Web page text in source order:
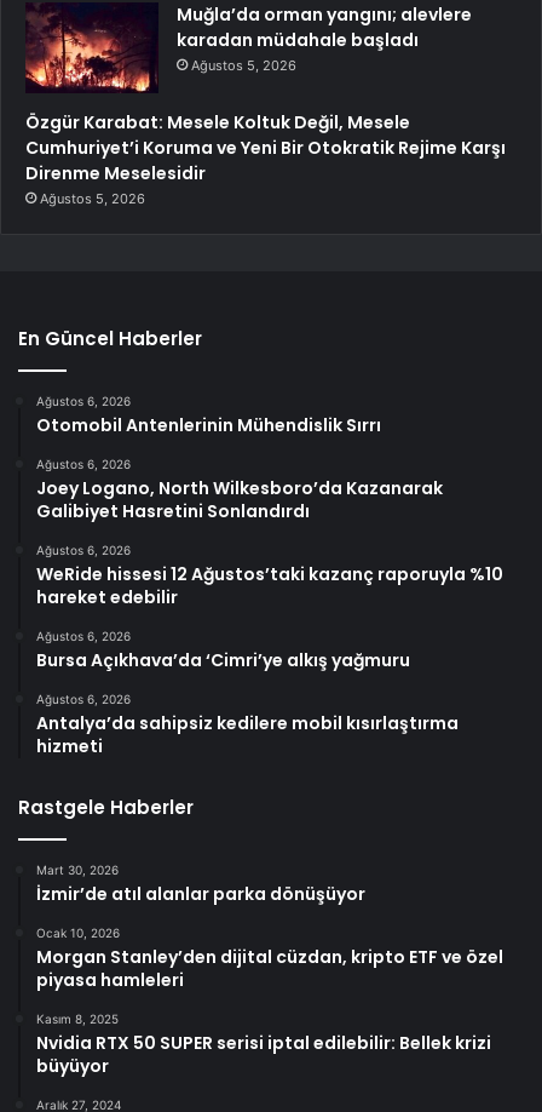
Muğla’da orman yangını; alevlere
karadan müdahale başladı
Ağustos 5, 2026
Özgür Karabat: Mesele Koltuk Değil, Mesele
Cumhuriyet’i Koruma ve Yeni Bir Otokratik Rejime Karşı
Direnme Meselesidir
Ağustos 5, 2026
En Güncel Haberler
Ağustos 6, 2026
Otomobil Antenlerinin Mühendislik Sırrı
Ağustos 6, 2026
Joey Logano, North Wilkesboro’da Kazanarak
Galibiyet Hasretini Sonlandırdı
Ağustos 6, 2026
WeRide hissesi 12 Ağustos’taki kazanç raporuyla %10
hareket edebilir
Ağustos 6, 2026
Bursa Açıkhava’da ‘Cimri’ye alkış yağmuru
Ağustos 6, 2026
Antalya’da sahipsiz kedilere mobil kısırlaştırma
hizmeti
Rastgele Haberler
Mart 30, 2026
İzmir’de atıl alanlar parka dönüşüyor
Ocak 10, 2026
Morgan Stanley’den dijital cüzdan, kripto ETF ve özel
piyasa hamleleri
Kasım 8, 2025
Nvidia RTX 50 SUPER serisi iptal edilebilir: Bellek krizi
büyüyor
Aralık 27, 2024